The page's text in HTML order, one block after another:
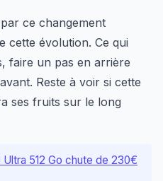
ce changement
cette évolution. Ce qui
faire un pas en arrière
Reste à voir si cette
ses fruits sur le long
512 Go chute de 230€